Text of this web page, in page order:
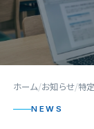
ホーム お知らせ 特
NEWS